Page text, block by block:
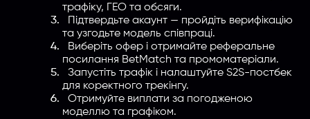
трафіку, ГЕО та обсяги.
Підтвердьте акаунт — пройдіть верифікацію
та узгодьте модель співпраці.
Виберіть офер і отримайте реферальне
посилання BetMatch та промоматеріали.
Запустіть трафік і налаштуйте S2S-постбек
для коректного трекінгу.
Отримуйте виплати за погодженою
моделлю та графіком.